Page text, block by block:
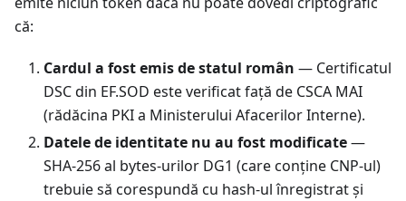
că:
Cardul a fost emis de statul român — Certificatul
DSC din EF.SOD este verificat față de CSCA MAI
(rădăcina PKI a Ministerului Afacerilor Interne).
Datele de identitate nu au fost modificate—
SHA-256 al bytes-urilor DG1 (care conține CNP-ul)
trebuie să corespundă cu hash-ul înregistrat și